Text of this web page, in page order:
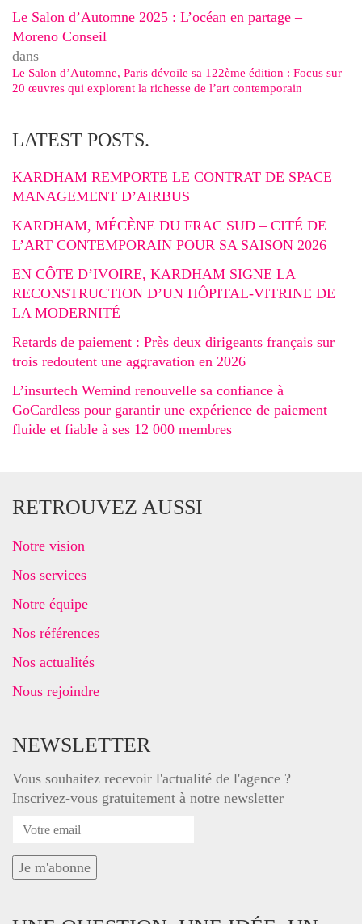
Le Salon d’Automne 2025 : L’océan en partage –
Moreno Conseil
dans
Le Salon d’Automne, Paris dévoile sa 122ème édition : Focus sur
20 œuvres qui explorent la richesse de l’art contemporain
LATEST POSTS.
KARDHAM REMPORTE LE CONTRAT DE SPACE
MANAGEMENT D’AIRBUS
KARDHAM, MÉCÈNE DU FRAC SUD – CITÉ DE
L’ART CONTEMPORAIN POUR SA SAISON 2026
EN CÔTE D’IVOIRE, KARDHAM SIGNE LA
RECONSTRUCTION D’UN HÔPITAL-VITRINE DE
LA MODERNITÉ
Retards de paiement : Près deux dirigeants français sur
trois redoutent une aggravation en 2026
L’insurtech Wemind renouvelle sa confiance à
GoCardless pour garantir une expérience de paiement
fluide et fiable à ses 12 000 membres
RETROUVEZ AUSSI
Notre vision
Nos services
Notre équipe
Nos références
Nos actualités
Nous rejoindre
NEWSLETTER
Vous souhaitez recevoir l'actualité de l'agence ?
Inscrivez-vous gratuitement à notre newsletter